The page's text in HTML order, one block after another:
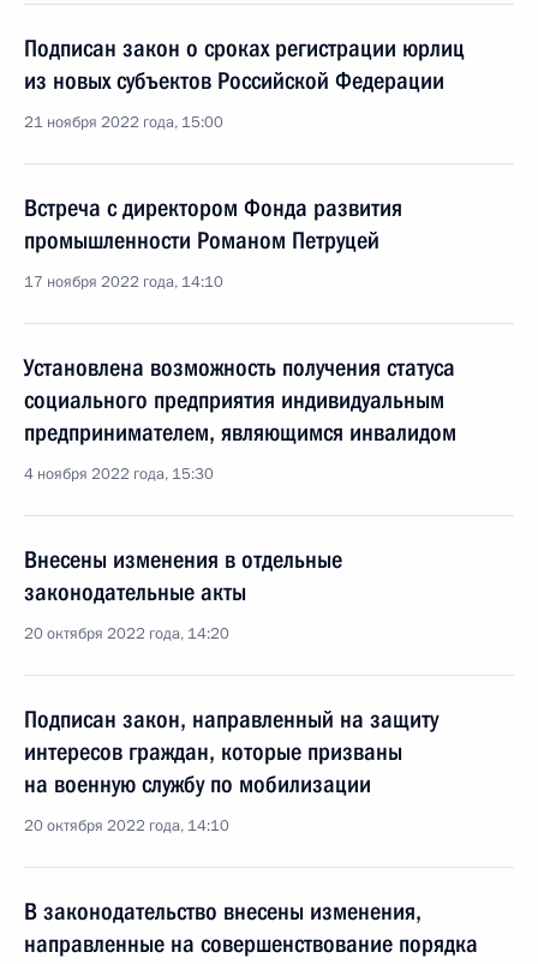
Подписан закон о сроках регистрации юрлиц
из новых субъектов Российской Федерации
21 ноября 2022 года, 15:00
Встреча с директором Фонда развития
промышленности Романом Петруцей
17 ноября 2022 года, 14:10
Установлена возможность получения статуса
социального предприятия индивидуальным
предпринимателем, являющимся инвалидом
4 ноября 2022 года, 15:30
Внесены изменения в отдельные
законодательные акты
20 октября 2022 года, 14:20
Подписан закон, направленный на защиту
интересов граждан, которые призваны
на военную службу по мобилизации
20 октября 2022 года, 14:10
В законодательство внесены изменения,
направленные на совершенствование порядка